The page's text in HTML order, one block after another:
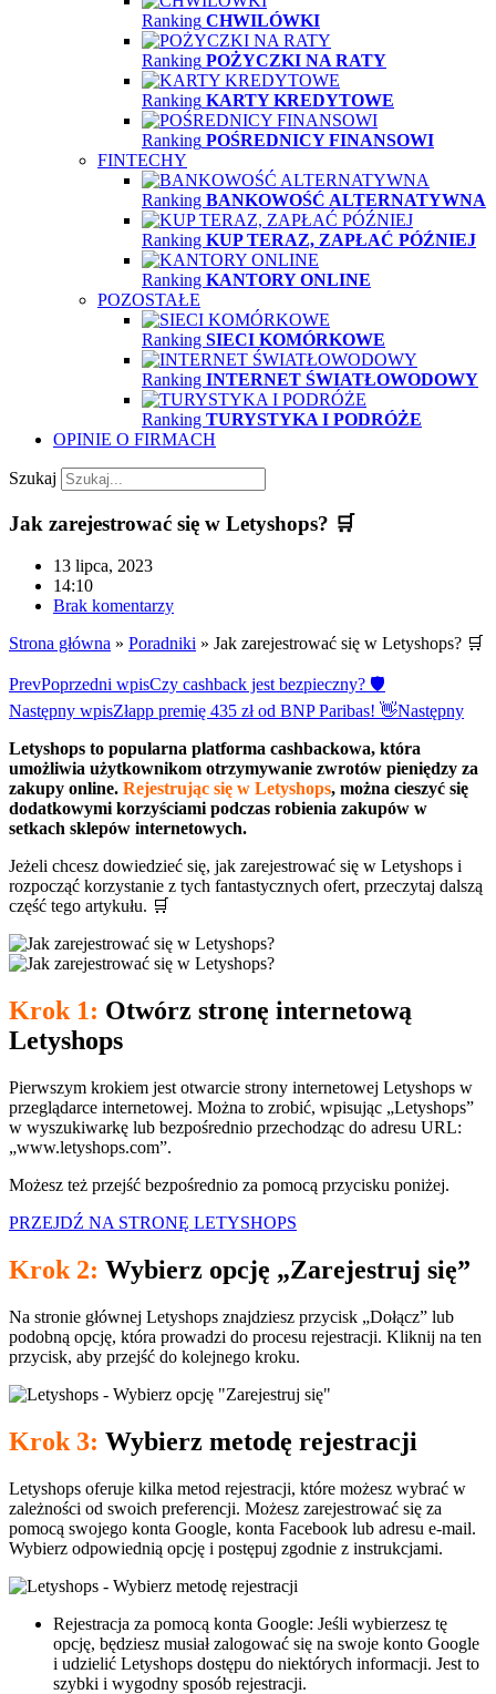
Ranking CHWILÓWKI
Ranking POŻYCZKI NA RATY
Ranking KARTY KREDYTOWE
Ranking POŚREDNICY FINANSOWI
FINTECHY
Ranking BANKOWOŚĆ ALTERNATYWNA
Ranking KUP TERAZ, ZAPŁAĆ PÓŹNIEJ
Ranking KANTORY ONLINE
POZOSTAŁE
Ranking SIECI KOMÓRKOWE
Ranking INTERNET ŚWIATŁOWODOWY
Ranking TURYSTYKA I PODRÓŻE
OPINIE O FIRMACH
Szukaj
Jak zarejestrować się w Letyshops? 🛒
13 lipca, 2023
14:10
Brak komentarzy
Strona główna » Poradniki » Jak zarejestrować się w Letyshops? 🛒
PrevPoprzedni wpisCzy cashback jest bezpieczny? 🛡
Następny wpisZłapp premię 435 zł od BNP Paribas! 👋Następny
Letyshops to popularna platforma cashbackowa, która
umożliwia użytkownikom otrzymywanie zwrotów pieniędzy za
zakupy online. Rejestrując się w Letyshops, można cieszyć się
dodatkowymi korzyściami podczas robienia zakupów w
setkach sklepów internetowych.
Jeżeli chcesz dowiedzieć się, jak zarejestrować się w Letyshops i
rozpocząć korzystanie z tych fantastycznych ofert, przeczytaj dalszą
część tego artykułu. 🛒
Krok 1: Otwórz stronę internetową
Letyshops
Pierwszym krokiem jest otwarcie strony internetowej Letyshops w
przeglądarce internetowej. Można to zrobić, wpisując „Letyshops”
w wyszukiwarkę lub bezpośrednio przechodząc do adresu URL:
„www.letyshops.com”.
Możesz też przejść bezpośrednio za pomocą przycisku poniżej.
PRZEJDŹ NA STRONĘ LETYSHOPS
Krok 2: Wybierz opcję „Zarejestruj się”
Na stronie głównej Letyshops znajdziesz przycisk „Dołącz” lub
podobną opcję, która prowadzi do procesu rejestracji. Kliknij na ten
przycisk, aby przejść do kolejnego kroku.
Krok 3: Wybierz metodę rejestracji
Letyshops oferuje kilka metod rejestracji, które możesz wybrać w
zależności od swoich preferencji. Możesz zarejestrować się za
pomocą swojego konta Google, konta Facebook lub adresu e-mail.
Wybierz odpowiednią opcję i postępuj zgodnie z instrukcjami.
Rejestracja za pomocą konta Google: Jeśli wybierzesz tę
opcję, będziesz musiał zalogować się na swoje konto Google
i udzielić Letyshops dostępu do niektórych informacji. Jest to
szybki i wygodny sposób rejestracji.